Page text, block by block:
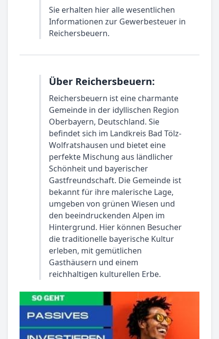
Sie erhalten hier alle wesentlichen
Informationen zur Gewerbesteuer in
Reichersbeuern.
Über Reichersbeuern:
Reichersbeuern ist eine charmante
Gemeinde in der idyllischen Region
Oberbayern, Deutschland. Sie
befindet sich im Landkreis Bad Tölz-
Wolfratshausen und bietet eine
perfekte Mischung aus ländlicher
Schönheit und bayerischer
Gastfreundschaft. Die Gemeinde ist
bekannt für ihre malerische Lage,
umgeben von grünen Wiesen und
den beeindruckenden Alpen im
Hintergrund. Hier können Besucher
die traditionelle bayerische Kultur
erleben, mit gemütlichen
Gasthäusern und einem
reichhaltigen kulturellen Erbe.